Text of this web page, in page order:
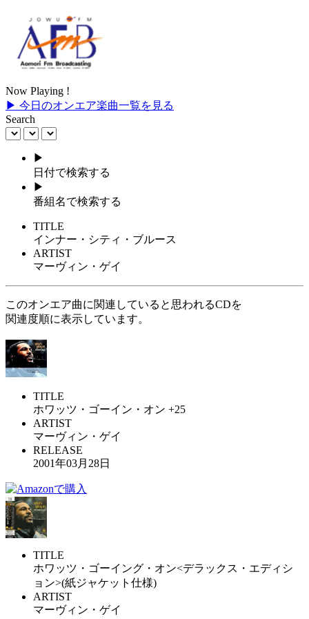
Now Playing !
▶ 今日のオンエア楽曲一覧を見る
Search
▶
日付で検索する
▶
番組名で検索する
TITLE
インナー・シティ・ブルース
ARTIST
マーヴィン・ゲイ
このオンエア曲に関連していると思われるCDを
関連度順に表示しています。
TITLE
ホワッツ・ゴーイン・オン +25
ARTIST
マーヴィン・ゲイ
RELEASE
2001年03月28日
TITLE
ホワッツ・ゴーイング・オン<デラックス・エディシ
ョン>(紙ジャケット仕様)
ARTIST
マーヴィン・ゲイ